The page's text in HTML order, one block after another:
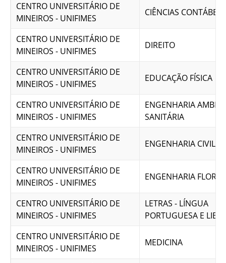
CENTRO UNIVERSITÁRIO DE
MINEIROS - UNIFIMES
CIÊNCIAS CONTÁBEIS
CENTRO UNIVERSITÁRIO DE
MINEIROS - UNIFIMES
DIREITO
CENTRO UNIVERSITÁRIO DE
MINEIROS - UNIFIMES
EDUCAÇÃO FÍSICA
CENTRO UNIVERSITÁRIO DE
MINEIROS - UNIFIMES
ENGENHARIA
SANITÁRIA
CENTRO UNIVERSITÁRIO DE
MINEIROS - UNIFIMES
ENGENHARIA CIVIL
CENTRO UNIVERSITÁRIO DE
MINEIROS - UNIFIMES
ENGENHARIA
CENTRO UNIVERSITÁRIO DE
MINEIROS - UNIFIMES
LETRAS - LÍNGUA
PORTUGUESA E
CENTRO UNIVERSITÁRIO DE
MINEIROS - UNIFIMES
MEDICINA